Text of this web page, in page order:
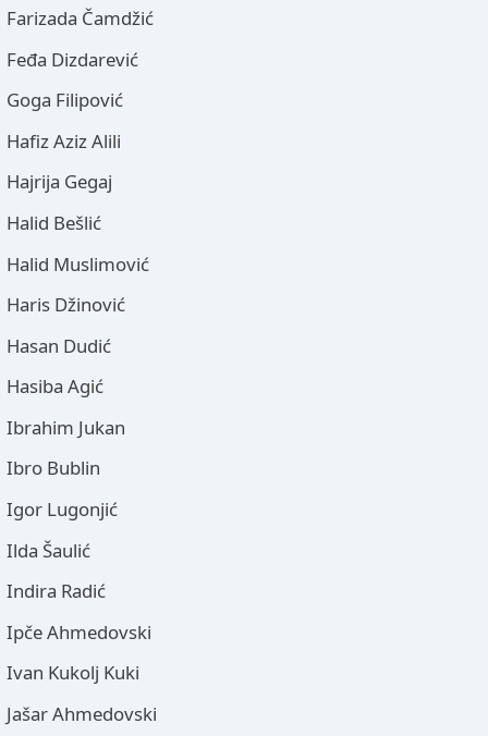
Farizada Čamdžić
Feđa Dizdarević
Goga Filipović
Hafiz Aziz Alili
Hajrija Gegaj
Halid Bešlić
Halid Muslimović
Haris Džinović
Hasan Dudić
Hasiba Agić
Ibrahim Jukan
Ibro Bublin
Igor Lugonjić
Ilda Šaulić
Indira Radić
Ipče Ahmedovski
Ivan Kukolj Kuki
Jašar Ahmedovski